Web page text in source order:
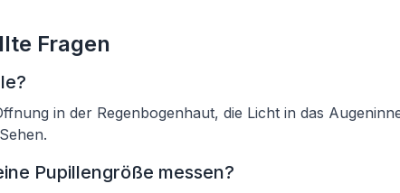
Fragen
in der Regenbogenhaut, die Licht in das
Pupillengröße messen?